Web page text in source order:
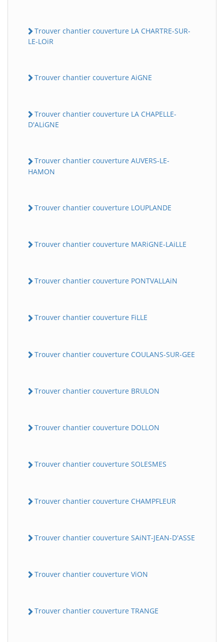
Trouver chantier couverture LA CHARTRE-SUR-
LE-LOiR
Trouver chantier couverture AiGNE
Trouver chantier couverture LA CHAPELLE-
D'ALiGNE
Trouver chantier couverture AUVERS-LE-
HAMON
Trouver chantier couverture LOUPLANDE
Trouver chantier couverture MARiGNE-LAiLLE
Trouver chantier couverture PONTVALLAiN
Trouver chantier couverture FiLLE
Trouver chantier couverture COULANS-SUR-GEE
Trouver chantier couverture BRULON
Trouver chantier couverture DOLLON
Trouver chantier couverture SOLESMES
Trouver chantier couverture CHAMPFLEUR
Trouver chantier couverture SAiNT-JEAN-D'ASSE
Trouver chantier couverture ViON
Trouver chantier couverture TRANGE